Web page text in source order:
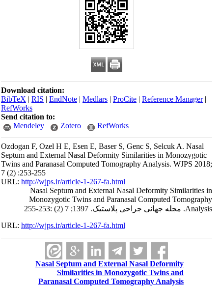
Download citation:
BibTeX|RIS|EndNote|Medlars|ProCite|Reference Manager
RefWorks
Send citation to:
Mendeley
Zotero RefWorks
Ozdogan F, Ozel H E, Esen E, Baser S, Genc S, Selcuk A. Nasal
Septum and External Nasal Deformity Similarities in Monozygotic
Twins and Paranasal Computed Tomography Analysis. WJPS 2018;
7 (2) :253-255
URL:http://wjps.ir/article-1-267-fa.html
Nasal Septum and External Nasal Deformity Similarities in
Monozygotic Twins and Paranasal Computed Tomography
Analysis. مجله جهانی جراحی پلاستیک. 1397; 7 (2) :253-255
URL:http://wjps.ir/article-1-267-fa.html
Nasal Septum and External Nasal Deformity
Similarities in Monozygotic Twins and
Paranasal Computed Tomography Analysis